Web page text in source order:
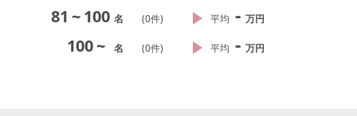
81 ~100 名 (0件) 平均 - 万円
100~ 名 (0件) 平均 - 万円